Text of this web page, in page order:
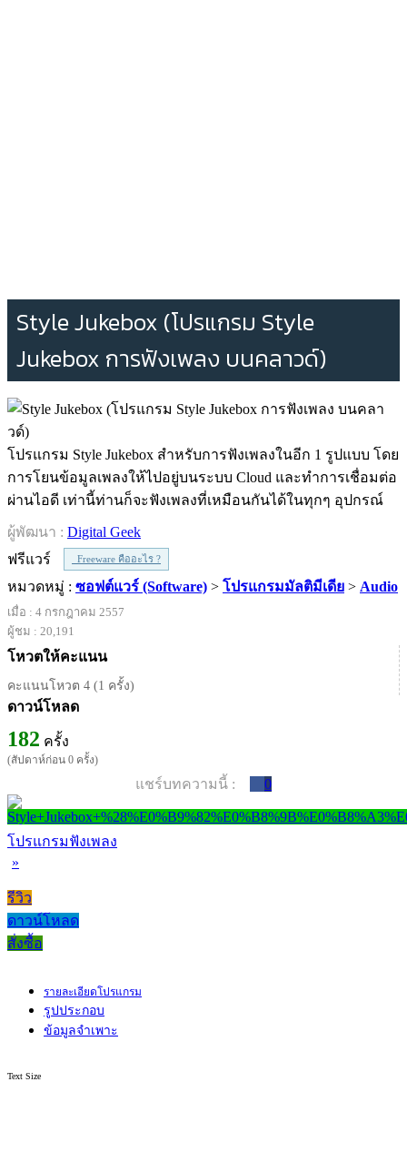
Style Jukebox (โปรแกรม Style
Jukebox การฟังเพลง บนคลาวด์)
โปรแกรม Style Jukebox สำหรับการฟังเพลงในอีก 1 รูปแบบ โดย
การโยนข้อมูลเพลงให้ไปอยู่บนระบบ Cloud และทำการเชื่อมต่อ
ผ่านไอดี เท่านี้ท่านก็จะฟังเพลงที่เหมือนกันได้ในทุกๆ อุปกรณ์
ผู้พัฒนา : Digital Geek
ฟรีแวร์
Freeware คืออะไร ?
หมวดหมู่ : ซอฟต์แวร์ (Software) > โปรแกรมมัลติมีเดีย > Audio
เมื่อ : 4 กรกฎาคม 2557
ผู้ชม : 20,191
โหวตให้คะแนน
คะแนนโหวต 4 (1 ครั้ง)
ดาวน์โหลด
182 ครั้ง
(สัปดาห์ก่อน 0 ครั้ง)
แชร์บทความนี้ : 0
โปรแกรมฟังเพลง
»
รีวิว
ดาวน์โหลด
สั่งซื้อ
รายละเอียดโปรแกรม
รูปประกอบ
ข้อมูลจำเพาะ
Text Size